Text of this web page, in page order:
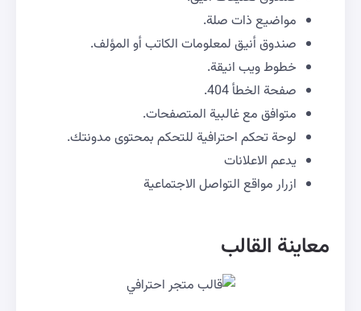
مواضيع ذات صلة.
صندوق أنيق لمعلومات الكاتب أو المؤلف.
خطوط ويب انيقة.
صفحة الخطأ 404.
متوافق مع غالبية المتصفحات.
لوحة تحكم احترافية للتحكم بمحتوى مدونتك.
يدعم الاعلانات
ازرار مواقع التواصل الاجتماعية
معاينة القالب